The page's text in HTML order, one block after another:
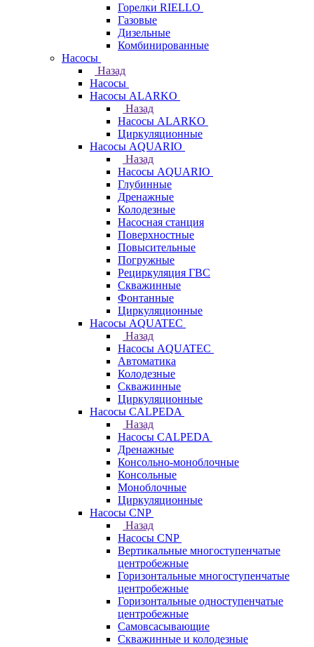
Горелки RIELLO
Газовые
Дизельные
Комбинированные
Насосы
Назад
Насосы
Насосы ALARKO
Назад
Насосы ALARKO
Циркуляционные
Насосы AQUARIO
Назад
Насосы AQUARIO
Глубинные
Дренажные
Колодезные
Насосная станция
Поверхностные
Повысительные
Погружные
Рециркуляция ГВС
Скважинные
Фонтанные
Циркуляционные
Насосы AQUATEC
Назад
Насосы AQUATEC
Автоматика
Колодезные
Скважинные
Циркуляционные
Насосы CALPEDA
Назад
Насосы CALPEDA
Дренажные
Консольно-моноблочные
Консольные
Моноблочные
Циркуляционные
Насосы CNP
Назад
Насосы CNP
Вертикальные многоступенчатые
центробежные
Горизонтальные многоступенчатые
центробежные
Горизонтальные одноступенчатые
центробежные
Самовсасывающие
Скважинные и колодезные